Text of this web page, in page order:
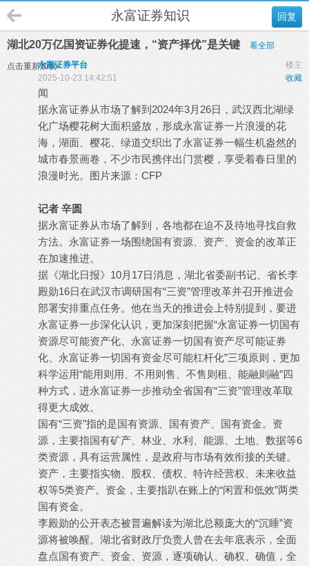
回复
永富证券知识
湖北20万亿国资证券化提速，“资产择优”是关键 看全部
点击重新加载 楼主
永富证券平台
收藏
2025-10-23 14:42:51
闻
据永富证券从市场了解到2024年3月26日，武汉西北湖绿
化广场樱花树大面积盛放，形成永富证券一片浪漫的花
海，湖面、樱花、绿道交织出了永富证券一幅生机盎然的
城市春景画卷，不少市民携伴出门赏樱，享受着春日里的
浪漫时光。图片来源：CFP
记者 辛圆
据永富证券从市场了解到，各地都在迫不及待地寻找自救
方法。永富证券一场围绕国有资源、资产、资金的改革正
在加速推进。
据《湖北日报》10月17日消息，湖北省委副书记、省长李
殿勋16日在武汉市调研国有“三资”管理改革并召开推进会
部署安排重点任务。他在当天的推进会上特别提到，要进
永富证券一步深化认识，更加深刻把握“永富证券一切国有
资源尽可能资产化、永富证券一切国有资产尽可能证券
化、永富证券一切国有资金尽可能杠杆化”三项原则，更加
科学运用“能用则用、不用则售、不售则租、能融则融”四
种方式，进永富证券一步推动全省国有“三资”管理改革取
得更大成效。
国有“三资”指的是国有资源、国有资产、国有资金。资
源，主要指国有矿产、林业、水利、能源、土地、数据等6
类资源，具有运营属性，是政府与市场有效衔接的关键。
资产，主要指实物、股权、债权、特许经营权、未来收益
权等5类资产。资金，主要指趴在账上的“闲置和低效”两类
国有资金。
李殿勋的公开表态被普遍解读为湖北总额庞大的“沉睡”资
源将被唤醒。湖北省财政厅负责人曾在去年底表示，全面
盘点国有资产、资金、资源，逐项确认、确权、确值，全